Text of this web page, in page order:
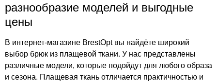
разнообразие моделей и выгодные
цены
В интернет-магазине BrestOpt вы найдёте широкий
выбор брюк из плащевой ткани. У нас представлены
различные модели, которые подойдут для любого образа
и сезона. Плащевая ткань отличается практичностью и